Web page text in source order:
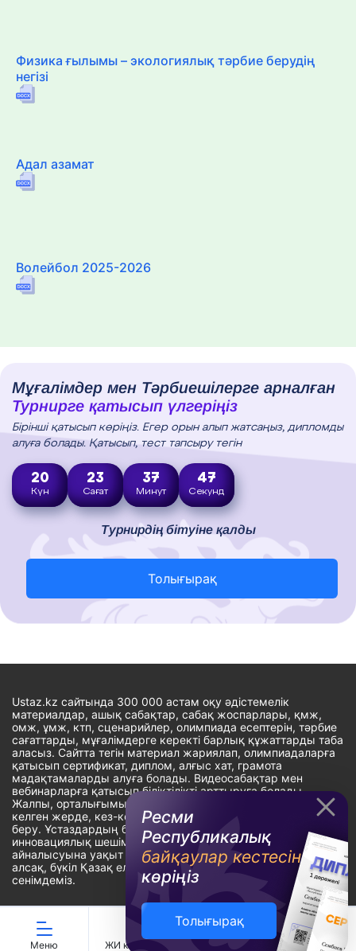
Ресми
Республикалық
байқаулар кестесін
көріңіз
Толығырақ
Физика ғылымы – экологиялық тәрбие берудің
негізі
Адал азамат
Волейбол 2025-2026
Мұғалімдер мен Тәрбиешілерге арналған
Турнирге қатысып үлгеріңіз
Бірінші қатысып көріңіз. Егер орын алып жатсаңыз, дипломды
алуға болады. Қатысып, тест тапсыру тегін
20
Күн
23
Сағат
37
Минут
46
Секунд
Турнирдің бітуіне қалды
Толығырақ
Меню ЖИ көмекші Ойындар Дайын ҚМЖ
Ustaz.kz сайтында 300 000 астам оқу әдістемелік
материалдар, ашық сабақтар, сабақ жоспарлары, қмж,
омж, ұмж, ктп, сценарийлер, олимпиада есептерін, тәрбие
сағаттарды, мұғалімдерге керекті барлық құжаттарды таба
аласыз. Сайтта тегін материал жариялап, олимпиадаларға
қатысып сертификат, диплом, алғыс хат, грамота
мадақтамаларды алуға болады. Видеосабақтар мен
вебинарларға қатысып біліктілікті арттыруға болады.
Жалпы, орталығымыздың басты мақсаты: ұстаздарға кез-
келген жерде, кез-келген уақытта білім алуына мүмкіндік
беру. Ұстаздардың барлық өзекті мәселелеріне
инновациялық шешім тауып, шығармашылық жұмыспен
айналысуына уақыт сыйлау. «Ұстаздарға сапалы білім бере
алсақ, бүкіл Қазақ еліне білім бере аламыз» - деген
сенімдеміз.
Сайт Peaksoft веб-студиясында жасалған - Peaksoft.kz